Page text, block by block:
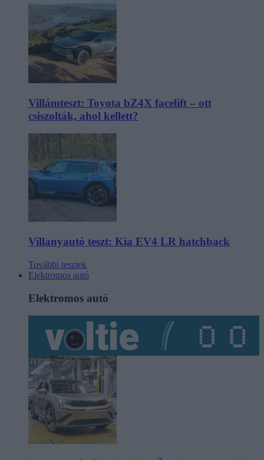
Villámteszt: Toyota bZ4X facelift – ott
csiszolták, ahol kellett?
Villanyautó teszt: Kia EV4 LR hatchback
További tesztek
Elektromos autó
Elektromos autó